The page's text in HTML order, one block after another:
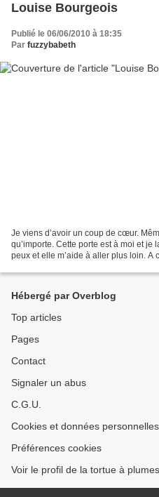
Louise Bourgeois
Publié le 06/06/2010 à 18:35
Par fuzzybabeth
Je viens d’avoir un coup de cœur.
qu’importe. Cette porte est à moi et
peux et elle m’aide à aller plus loin. A
Hébergé par Overblog
Top articles
Pages
Contact
Signaler un abus
C.G.U.
Cookies et données personnelles
Préférences cookies
Voir le profil de la tortue à